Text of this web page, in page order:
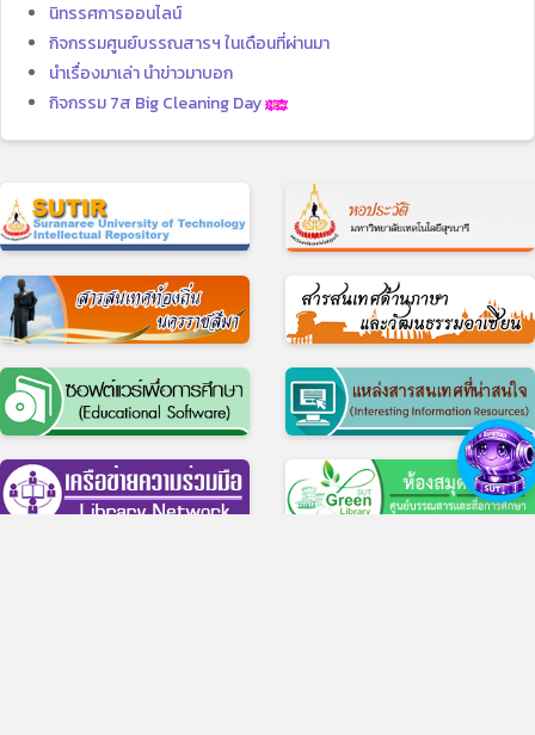
นิทรรศการออนไลน์
กิจกรรมศูนย์บรรณสารฯ ในเดือนที่ผ่านมา
นำเรื่องมาเล่า นำข่าวมาบอก
กิจกรรม 7ส Big Cleaning Day